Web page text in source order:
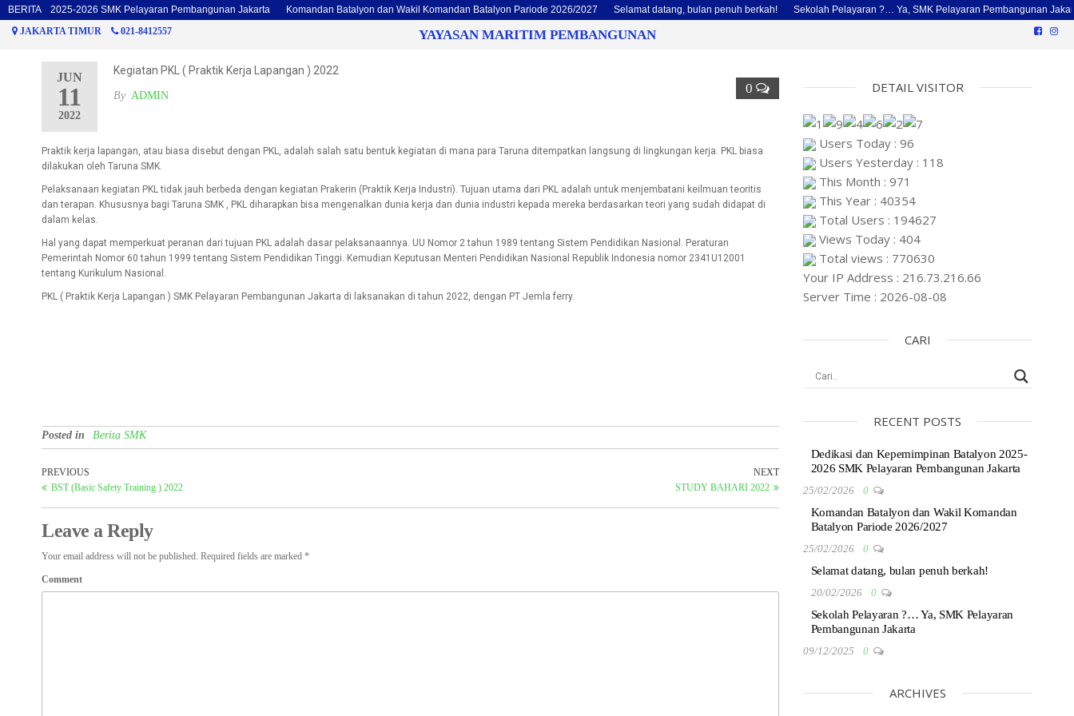
BERITA
2025-2026 SMK Pelayaran Pembangunan Jakarta Komandan Batalyon dan Wakil Komandan Batalyon Pariode 2026/2027 Selamat datang, bulan penuh berkah! Sekolah Pelayaran ?… Ya, SMK Pelayaran Pembangunan Jakarta
JAKARTA TIMUR
021-8412557 YAYASAN MARITIM PEMBANGUNAN
JUN
11
2022
0
Kegiatan PKL ( Praktik Kerja Lapangan ) 2022
By ADMIN
Praktik kerja lapangan, atau biasa disebut dengan PKL, adalah salah satu bentuk kegiatan di mana para Taruna ditempatkan langsung di lingkungan kerja. PKL biasa
dilakukan oleh Taruna SMK.
Pelaksanaan kegiatan PKL tidak jauh berbeda dengan kegiatan Prakerin (Praktik Kerja Industri). Tujuan utama dari PKL adalah untuk menjembatani keilmuan teoritis
dan terapan. Khususnya bagi Taruna SMK , PKL diharapkan bisa mengenalkan dunia kerja dan dunia industri kepada mereka berdasarkan teori yang sudah didapat di
dalam kelas.
Hal yang dapat memperkuat peranan dari tujuan PKL adalah dasar pelaksanaannya. UU Nomor 2 tahun 1989 tentang Sistem Pendidikan Nasional. Peraturan
Pemerintah Nomor 60 tahun 1999 tentang Sistem Pendidikan Tinggi. Kemudian Keputusan Menteri Pendidikan Nasional Republik Indonesia nomor 2341U12001
tentang Kurikulum Nasional.
PKL ( Praktik Kerja Lapangan ) SMK Pelayaran Pembangunan Jakarta di laksanakan di tahun 2022, dengan PT Jemla ferry.
Posted in Berita SMK
PREVIOUS
BST (Basic Safety Training ) 2022
NEXT
STUDY BAHARI 2022
Leave a Reply
Your email address will not be published. Required fields are marked *
Comment
DETAIL VISITOR
Users Today : 96
Users Yesterday : 118
This Month : 971
This Year : 40354
Total Users : 194627
Views Today : 404
Total views : 770630
Your IP Address : 216.73.216.66
Server Time : 2026-08-08
CARI
RECENT POSTS
Dedikasi dan Kepemimpinan Batalyon 2025-
2026 SMK Pelayaran Pembangunan Jakarta
25/02/2026 0
Komandan Batalyon dan Wakil Komandan
Batalyon Pariode 2026/2027
25/02/2026 0
Selamat datang, bulan penuh berkah!
20/02/2026 0
Sekolah Pelayaran ?… Ya, SMK Pelayaran
Pembangunan Jakarta
09/12/2025 0
ARCHIVES